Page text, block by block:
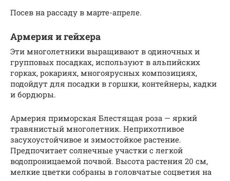
Посев на рассаду в марте-апреле.
Армерия и гейхера
Эти многолетники выращивают в одиночных и
групповых посадках, используют в альпийских
горках, рокариях, многоярусных композициях,
подойдут для посадки в горшки, контейнеры, кадки
и бордюры.
Армерия приморская Блестящая роза — яркий
травянистый многолетник. Неприхотливое
засухоустойчивое и зимостойкое растение.
Предпочитает солнечные участки с легкой
водопроницаемой почвой. Высота растения 20 см,
мелкие цветки собраны в головчатые соцветия на